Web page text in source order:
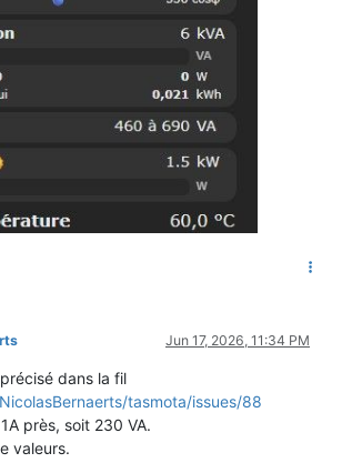
Jun 17, 2026, 11:34 PM
dans la fil
tasmota/issues/88
près, soit 230 VA.
valeurs.